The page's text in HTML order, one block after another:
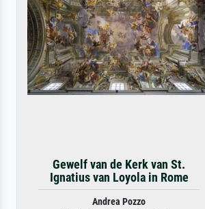
Gewelf van de Kerk van St.
Ignatius van Loyola in Rome
Andrea Pozzo